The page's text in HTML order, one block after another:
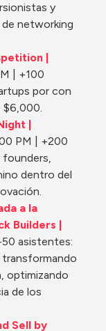
y
networking
|
| +100
por con
$6,000.
|
PM | +200
founders,
dentro del
a la
Builders |
asistentes:
transformando
optimizando
de los
Sell by